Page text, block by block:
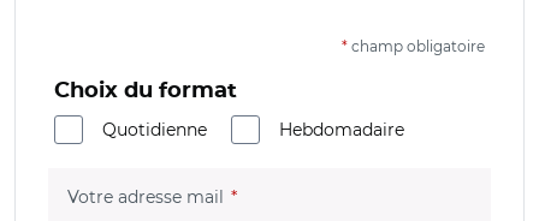
* champ obligatoire
Choix du format
Quotidienne
Hebdomadaire
Votre adresse mail (champ obligatoire)